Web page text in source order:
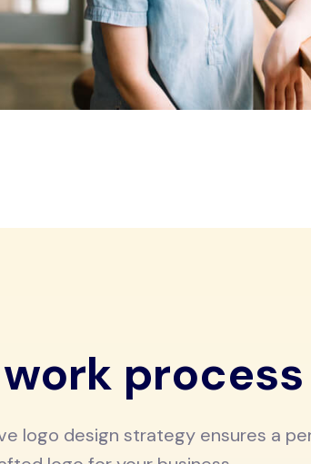
process
logo design strategy ensures a